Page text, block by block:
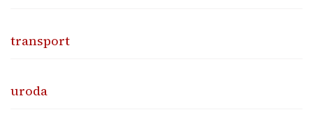
transport
uroda